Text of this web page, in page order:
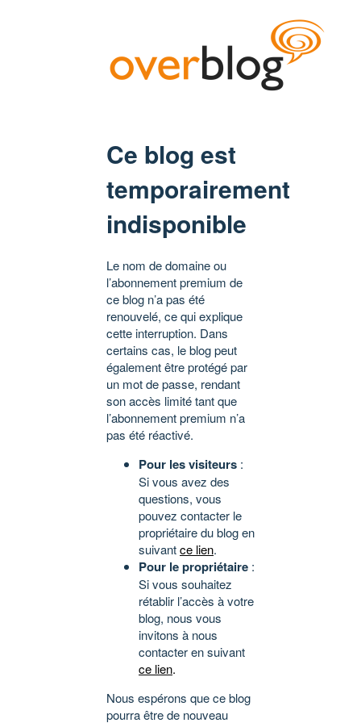
Ce blog est
temporairement
indisponible
Le nom de domaine ou
l’abonnement premium de
ce blog n’a pas été
renouvelé, ce qui explique
cette interruption. Dans
certains cas, le blog peut
également être protégé par
un mot de passe, rendant
son accès limité tant que
l’abonnement premium n’a
pas été réactivé.
Pour les visiteurs :
Si vous avez des
questions, vous
pouvez contacter le
propriétaire du blog en
suivantce lien.
Pour le propriétaire :
Si vous souhaitez
rétablir l’accès à votre
blog, nous vous
invitons à nous
contacter en suivant
ce lien.
Nous espérons que ce blog
pourra être de nouveau